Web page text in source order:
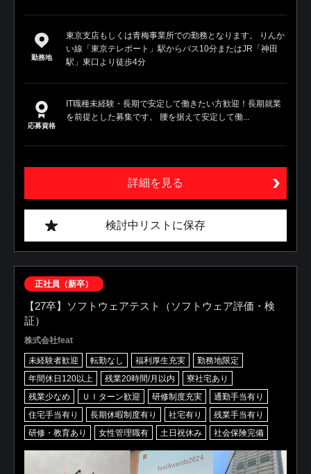
勤務地
東京支店もしくは青梅事業所での勤務となります。 りんか
い線「東京テレポート」駅からバス10分またはJR「神田
駅」東口より徒歩4分
応募資格
IT職種未経験・長期で安定して働きたい方歓迎！長期就業
を前提とした募集です。 腰を据えて安定して働...
詳細を見る
検討中リストに保存
正社員（新卒）
【27卒】ソフトウェアテスト（ソフトウェア評価・検
証）
株式会社feat
未経験者歓迎 転勤なし 福利厚生充実
勤務地限定
年間休日120以上
残業20時間/月以内
寮社宅あり
残業少なめ
ＵＩターン歓迎 研修制度充実
通勤手当有り
住宅手当有り
長期休暇制度有り 社宅有り
残業手当有り
研修・教育あり
女性管理職有 土日祝休み 社会保険完備